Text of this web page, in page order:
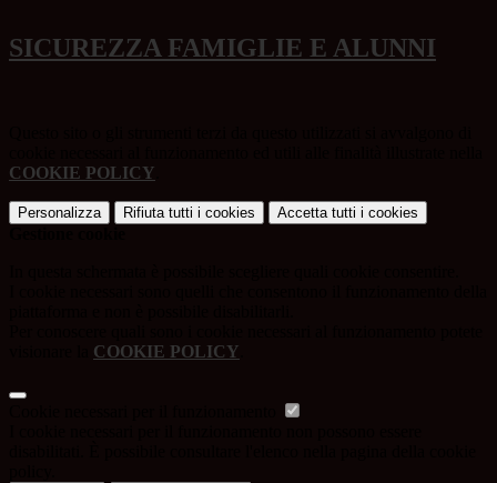
SICUREZZA FAMIGLIE E ALUNNI
COOKIE POLICY
Personalizza Rifiuta tutti i cookies Accetta tutti i cookies
COOKIE POLICY